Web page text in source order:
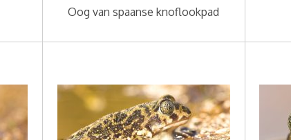
Oog van spaanse knoflookpad